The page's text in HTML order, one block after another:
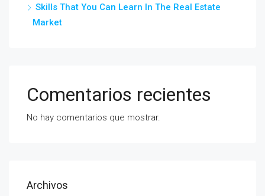
Skills That You Can Learn In The Real Estate
Market
Comentarios recientes
No hay comentarios que mostrar.
Archivos